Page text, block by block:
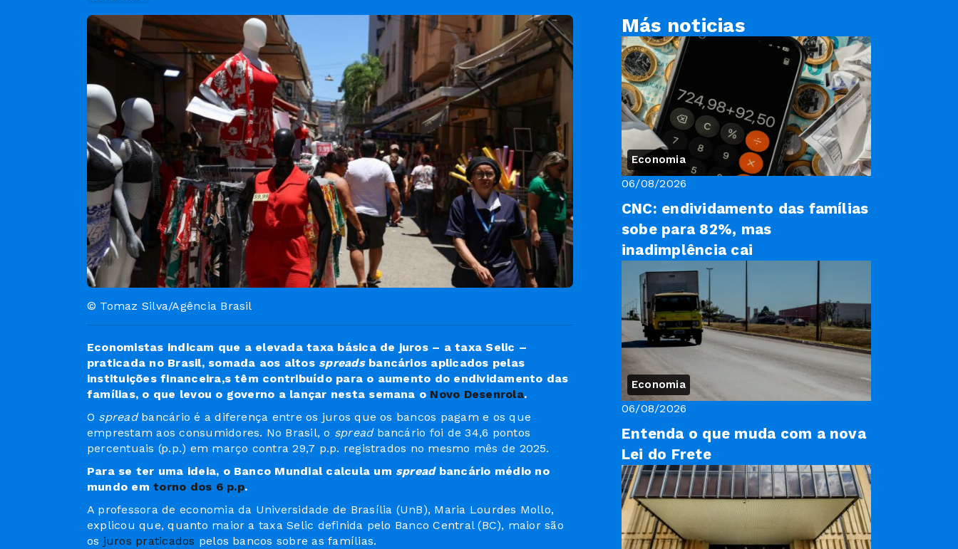
© Tomaz Silva/Agência Brasil
Economistas indicam que a elevada taxa básica de juros – a taxa Selic –
praticada no Brasil, somada aos altos spreadsbancários aplicados pelas
instituições financeira,s têm contribuído para o aumento do endividamento das
famílias, o que levou o governo a lançar nesta semana o Novo Desenrola.
O spreadbancário é a diferença entre os juros que os bancos pagam e os que
emprestam aos consumidores. No Brasil, o spreadbancário foi de 34,6 pontos
percentuais (p.p.) em março contra 29,7 p.p. registrados no mesmo mês de 2025.
Para se ter uma ideia, o Banco Mundial calcula um spreadbancário médio no
mundo emtorno dos 6 p.p.
A professora de economia da Universidade de Brasília (UnB), Maria Lourdes Mollo,
explicou que, quanto maior a taxa Selic definida pelo Banco Central (BC), maior são
os juros praticados pelos bancos sobre as famílias.
Más noticias
Economia
06/08/2026
CNC: endividamento das famílias
sobe para 82%, mas
inadimplência cai
Economia
06/08/2026
Entenda o que muda com a nova
Lei do Frete